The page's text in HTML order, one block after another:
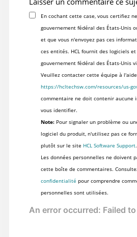
En cochant cette case, vous certifiez
gouvernement fédéral des États-Unis
et que vous n'envoyez pas ces
ces entités. HCL fournit des logiciels
gouvernement fédéral des États-Unis
Veuillez contacter cette équipe à
https://hcltechsw.com/resources/us-
commentaire ne doit contenir aucune
vous identifier.
Note:Pour signaler un problème ou
logiciel du produit, n'utilisez pas ce
plutôt sur le site HCL Software Support.
Les données personnelles ne doivent
cette boîte de commentaires.
confidentialité pour comprendre
personnelles sont utilisées.